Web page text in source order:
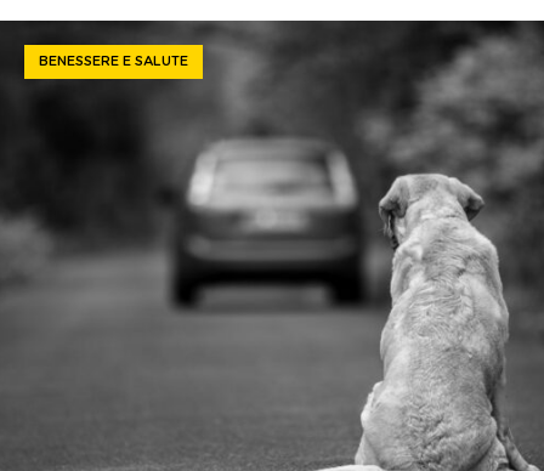
BENESSERE E SALUTE